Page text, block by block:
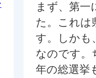
まず、第一
た。これは
す。しかも
なのです。
年の総選挙